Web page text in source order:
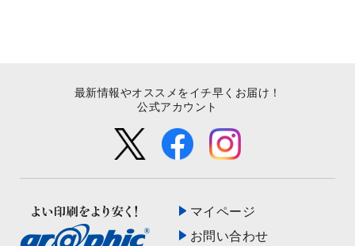
マイページ
お問い合わせ
最新情報やオススメをイチ早くお届け！
公式アカウント